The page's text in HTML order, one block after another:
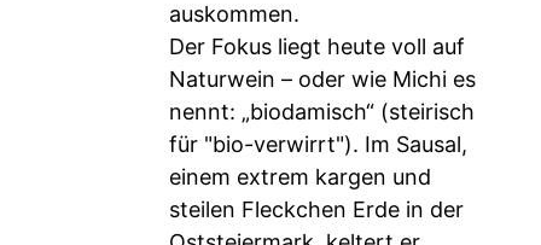
auskommen.
Der Fokus liegt heute voll auf
Naturwein – oder wie Michi es
nennt: „biodamisch“ (steirisch
für "bio-verwirrt"). Im Sausal,
einem extrem kargen und
steilen Fleckchen Erde in der